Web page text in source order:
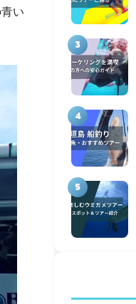
い
3
4
5